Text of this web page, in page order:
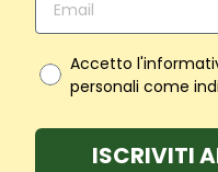
Accetto
personali come
ISCRIVITI